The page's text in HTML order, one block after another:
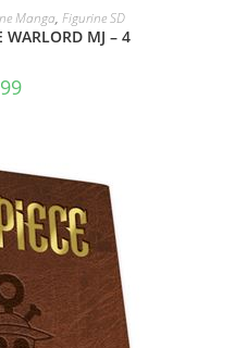
AMAZON
Manga, Figurine SD
WARLORD MJ – 4